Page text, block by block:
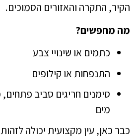
הקיר, התקרה והאזורים הסמוכים.
מה מחפשים?
כתמים או שינויי צבע
התנפחות או קילופים
סימנים חריגים סביב פתחים,
מים
כבר כאן, עין מקצועית יכולה לזהות